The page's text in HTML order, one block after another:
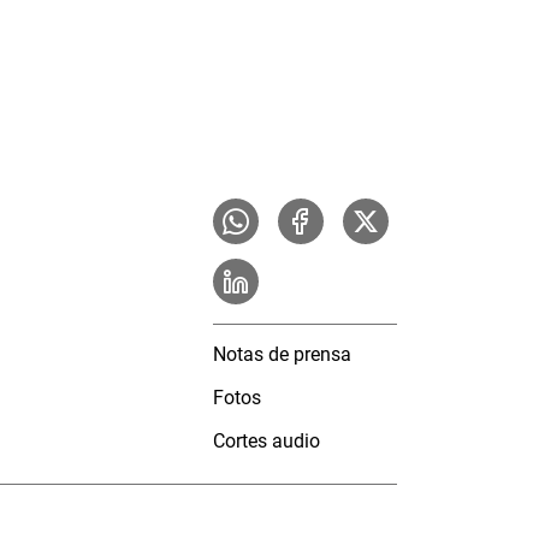
Notas de prensa
Fotos
Cortes audio